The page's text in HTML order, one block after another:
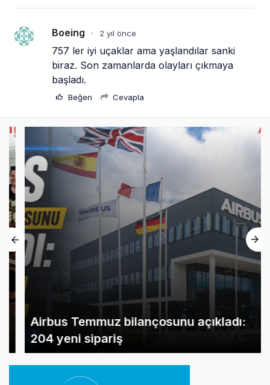
Boeing • 2 yıl önce
757 ler iyi uçaklar ama yaşlandılar sanki
biraz. Son zamanlarda olayları çıkmaya
başladı.
Beğen Cevapla
Airbus Temmuz bilançosunu açıkladı:
204 yeni sipariş